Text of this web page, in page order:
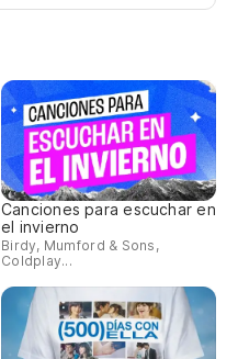
Canciones para escuchar en
el invierno
Birdy, Mumford & Sons,
Coldplay...